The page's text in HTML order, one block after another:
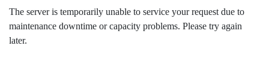
The server is temporarily unable to service your request due to
maintenance downtime or capacity problems. Please try again
later.